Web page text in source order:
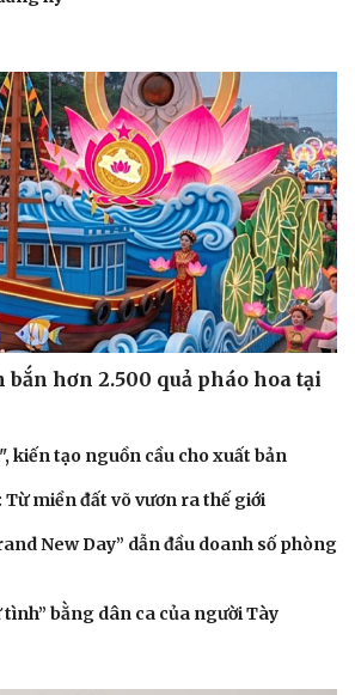
bắn hơn 2.500 quả pháo hoa tại
kiến tạo nguồn cầu cho xuất bản
Từ miền đất võ vươn ra thế giới
New Day” dẫn đầu doanh số phòng
bằng dân ca của người Tày